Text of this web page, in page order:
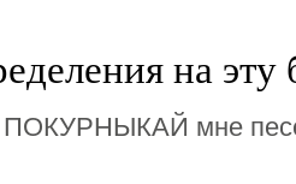
на эту
ПОКУРНЫКАЙ мне